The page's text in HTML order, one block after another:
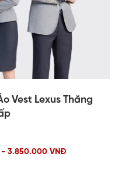
Vest Lexus Thăng
- 3.850.000 VNĐ